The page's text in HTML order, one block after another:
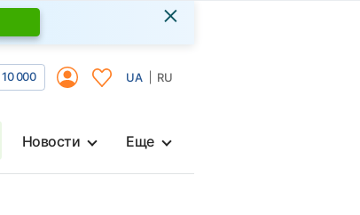
×
10 000 UA RU
Новости Еще